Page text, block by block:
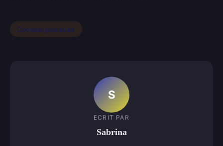
Conseils pratiques
S
ECRIT PAR
Sabrina